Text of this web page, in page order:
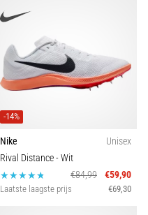
-14%
Nike
Unisex
Rival Distance- Wit
€84,99
€59,90
Laatste laagste prijs €69,30